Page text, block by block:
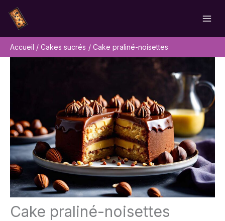
contenu
Accueil
Cakes sucrés Cake praliné-noisettes
Cake praliné-noisettes
Rechercher